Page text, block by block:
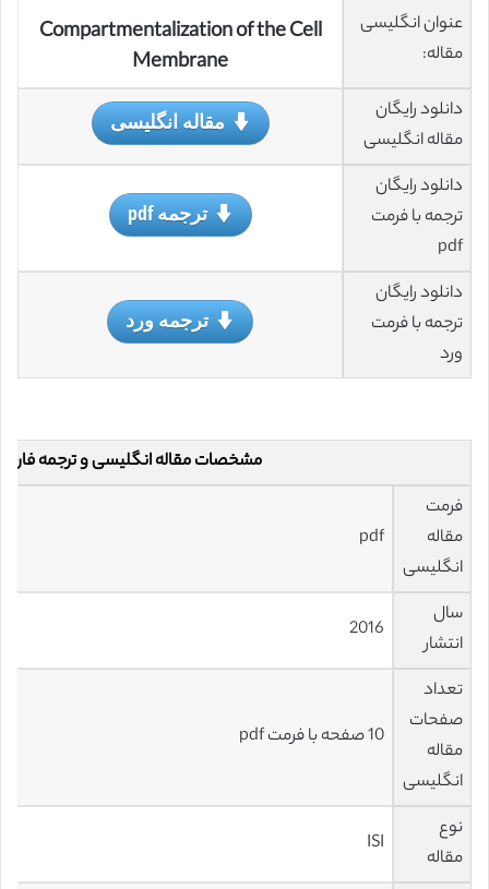
عنوان انگلیسی
مقاله:
Compartmentalization of the Cell
Membrane
دانلود رایگان
مقاله انگلیسی
مقاله انگلیسی
دانلود رایگان
ترجمه با فرمت
pdf
ترجمه pdf
دانلود رایگان
ترجمه با فرمت
ورد
ترجمه ورد
مشخصات مقاله انگلیسی و ترجمه
فرمت
مقاله
انگلیسی
pdf
سال
انتشار
2016
تعداد
صفحات
مقاله
انگلیسی
10 صفحه با فرمت pdf
نوع
مقاله
ISI